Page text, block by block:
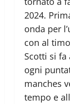
2024.
onda per
con al
Scotti si fa
ogni
manches
tempo e